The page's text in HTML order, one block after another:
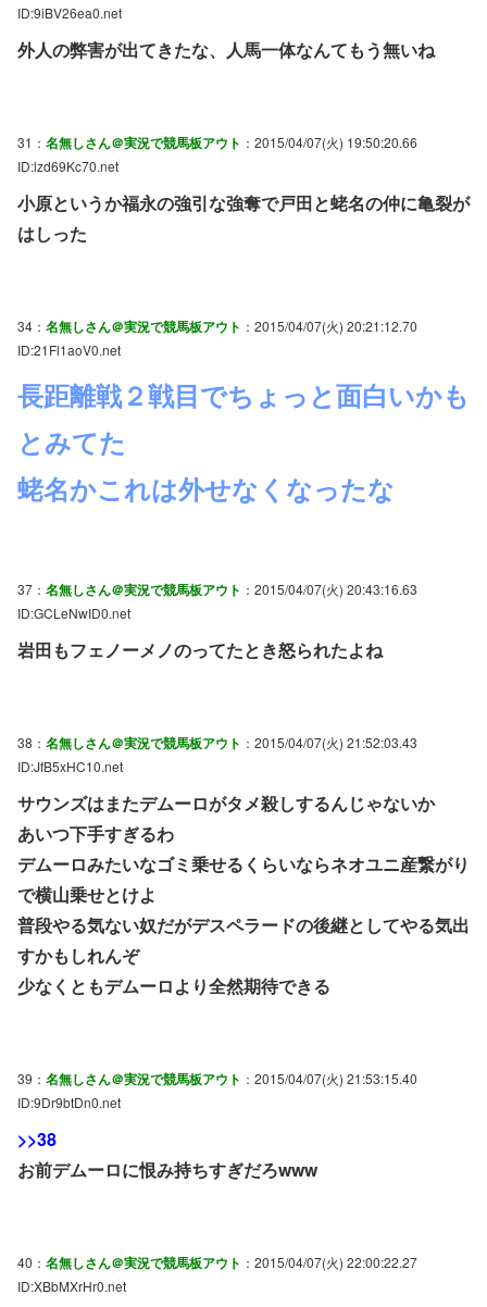
ID:9iBV26ea0.net
外人の弊害が出てきたな、人馬一体なんてもう無いね
31： 名無しさん＠実況で競馬板アウト ：2015/04/07(火) 19:50:20.66
ID:lzd69Kc70.net
小原というか福永の強引な強奪で戸田と蛯名の仲に亀裂が
はしった
34： 名無しさん＠実況で競馬板アウト ：2015/04/07(火) 20:21:12.70
ID:21Fl1aoV0.net
長距離戦２戦目でちょっと面白いかも
とみてた
蛯名かこれは外せなくなったな
37： 名無しさん＠実況で競馬板アウト ：2015/04/07(火) 20:43:16.63
ID:GCLeNwID0.net
岩田もフェノーメノのってたとき怒られたよね
38： 名無しさん＠実況で競馬板アウト ：2015/04/07(火) 21:52:03.43
ID:JfB5xHC10.net
サウンズはまたデムーロがタメ殺しするんじゃないか
あいつ下手すぎるわ
デムーロみたいなゴミ乗せるくらいならネオユニ産繋がり
で横山乗せとけよ
普段やる気ない奴だがデスペラードの後継としてやる気出
すかもしれんぞ
少なくともデムーロより全然期待できる
39： 名無しさん＠実況で競馬板アウト ：2015/04/07(火) 21:53:15.40
ID:9Dr9btDn0.net
>>38
お前デムーロに恨み持ちすぎだろwww
40： 名無しさん＠実況で競馬板アウト ：2015/04/07(火) 22:00:22.27
ID:XBbMXrHr0.net